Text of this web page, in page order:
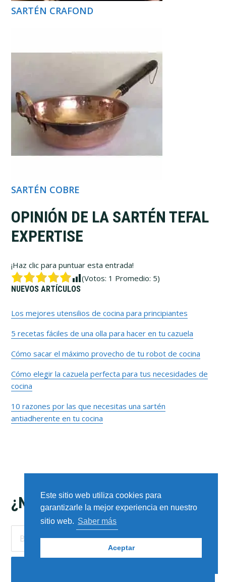
SARTÉN CRAFOND
SARTÉN COBRE
OPINIÓN DE LA SARTÉN TEFAL
EXPERTISE
¡Haz clic para puntuar esta entrada!
(Votos: 1 Promedio: 5)
Barra
lateral
primaria
NUEVOS ARTÍCULOS
Los mejores utensilios de cocina para principiantes
5 recetas fáciles de una olla para hacer en tu cazuela
Cómo sacar el máximo provecho de tu robot de cocina
Cómo elegir la cazuela perfecta para tus necesidades de
cocina
10 razones por las que necesitas una sartén
antiadherente en tu cocina
Footer
¿NECESITAS ALGO MÁS?
este
Este sitio web utiliza cookies para
garantizarle la mejor experiencia en nuestro
sitio web. Saber más
Aceptar